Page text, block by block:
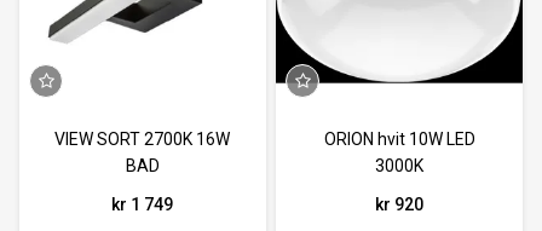
VIEW SORT 2700K 16W
BAD
kr 1 749
ORION hvit 10W LED
3000K
kr 920